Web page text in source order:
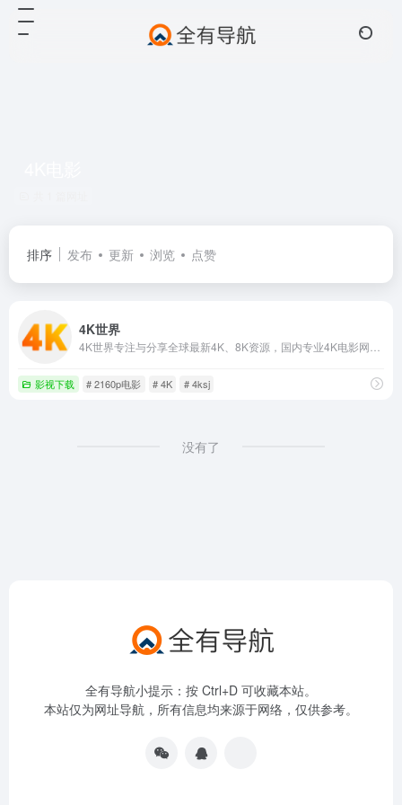
排序 发布 更新 浏览 点赞
4K世界
影视下载 # 2160p电影 # 4K # 4ksj
没有了
全有导航小提示：按 Ctrl+D 可收藏本站。
本站仅为网址导航，所有信息均来源于网络，仅供参考。